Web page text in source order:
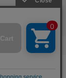
イバシーポリシー
reserved.